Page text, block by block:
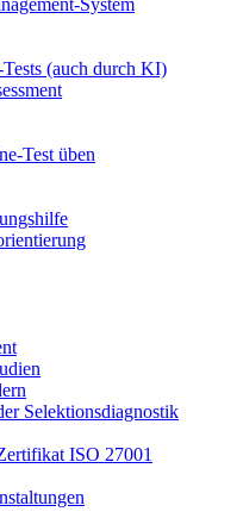
System
(auch durch KI)
Test üben
Selektionsdiagnostik
ISO 27001